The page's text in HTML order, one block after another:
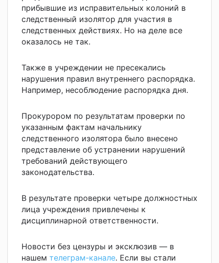
прибывшие из исправительных колоний в
следственный изолятор для участия в
следственных действиях. Но на деле все
оказалось не так.
Также в учреждении не пресекались
нарушения правил внутреннего распорядка.
Например, несоблюдение распорядка дня.
Прокурором по результатам проверки по
указанным фактам начальнику
следственного изолятора было внесено
представление об устранении нарушений
требований действующего
законодательства.
В результате проверки четыре должностных
лица учреждения привлечены к
дисциплинарной ответственности.
Новости без цензуры и эксклюзив — в
нашем телеграм-канале. Если вы стали